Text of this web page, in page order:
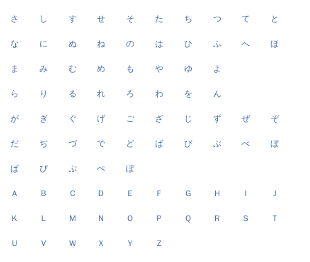
さ し す せ そ た ち つ て と
な に ぬ ね の は ひ ふ へ ほ
ま み む め も や ゆ よ
ら り る れ ろ わ を ん
が ぎ ぐ げ ご ざ じ ず ぜ ぞ
だ ぢ づ で ど ば び ぶ べ ぼ
ぱ ぴ ぷ ぺ ぽ
Ａ Ｂ Ｃ Ｄ Ｅ Ｆ Ｇ Ｈ Ｉ Ｊ
Ｋ Ｌ Ｍ Ｎ Ｏ Ｐ Ｑ Ｒ Ｓ Ｔ
Ｕ Ｖ Ｗ Ｘ Ｙ Ｚ